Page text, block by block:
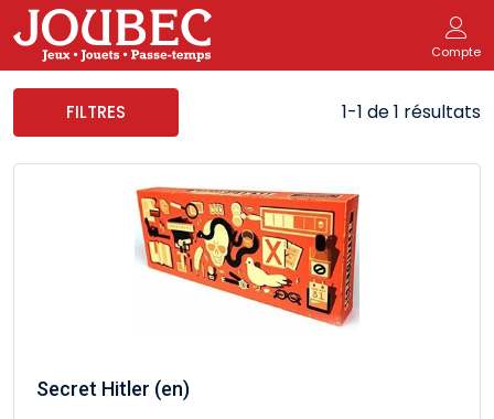
Compte
FILTRES 1-1 de 1 résultats
Secret Hitler (en)